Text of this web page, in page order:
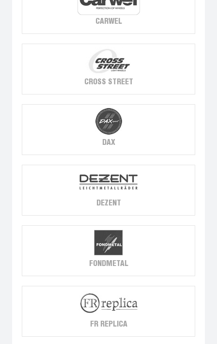
CARWEL
CROSS STREET
DAX
DEZENT
FONDMETAL
FR REPLICA